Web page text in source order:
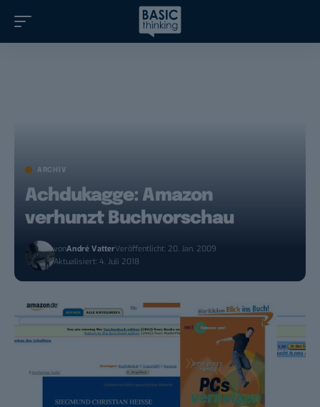
ARCHIV
Achdukagge: Amazon
verhunzt Buchvorschau
vonAndré VatterVeröffentlicht: 20. Jan. 2009
Aktualisiert: 4. Juli 2018